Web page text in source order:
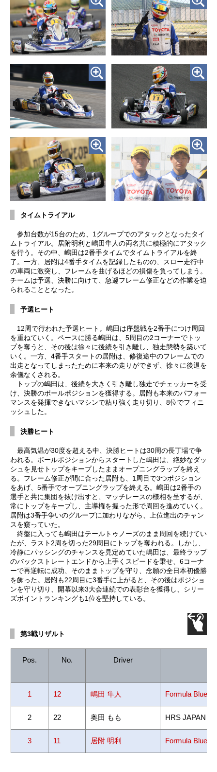
タイムトライアル
参加台数が15台のため、1グループでのアタックとなったタイ
ムトライアル。居附明利と嶋田隼人の両名共に積極的にアタック
を行う。その中、嶋田は2番手タイムでタイムトライアルを終
了。一方、居附は4番手タイムを記録したものの、スロー走行中
の車両に激突し、フレームを曲げるほどの損傷を負ってしまう。
チームは予選、決勝に向けて、急遽フレーム修正などの作業を迫
られることとなった。
予選ヒート
12周で行われた予選ヒート。嶋田は序盤戦を2番手につけ周回
を重ねていく。ペースに勝る嶋田は、5周目の2コーナーでトッ
プを奪うと、その後は徐々に後続を引き離し、独走態勢を築いて
いく。一方、4番手スタートの居附は、修復途中のフレームでの
出走となってしまったために本来の走りができず、徐々に後退を
余儀なくされる。
トップの嶋田は、後続を大きく引き離し独走でチェッカーを受
け、決勝のポールポジションを獲得する。居附も本来のパフォー
マンスを発揮できないマシンで粘り強く走り切り、8位でフィニ
ッシュした。
決勝ヒート
最高気温が30度を超える中、決勝ヒートは30周の長丁場で争
われる。ポールポジションからスタートした嶋田は、絶妙なダッ
シュを見せトップをキープしたままオープニングラップを終え
る。フレーム修正が間に合った居附も、1周目で3つポジション
をあげ、5番手でオープニングラップを終える。嶋田は2番手の
選手と共に集団を抜け出すと、マッチレースの様相を呈するが、
常にトップをキープし、主導権を握った形で周回を進めていく。
居附は3番手争いのグループに加わりながら、上位進出のチャン
スを窺っていた。
終盤に入っても嶋田はテールトゥノーズのまま周回を続けてい
たが、ラスト2周を切った29周目にトップを奪われる。しかし、
冷静にパッシングのチャンスを見定めていた嶋田は、最終ラップ
のバックストレートエンドから上手くスピードを乗せ、6コーナ
ーで再逆転に成功、そのままトップを守り、念願の全日本初優勝
を飾った。居附も22周目に3番手に上がると、その後はポジショ
ンを守り切り、開幕以来3大会連続での表彰台を獲得し、シリー
ズポイントランキングも1位を堅持している。
第3戦リザルト
Pos. No. Driver
1 12 嶋田 隼人 Formula Blue
2 22 奥田 もも HRS JAPAN
3 11 居附 明利 Formula Blue